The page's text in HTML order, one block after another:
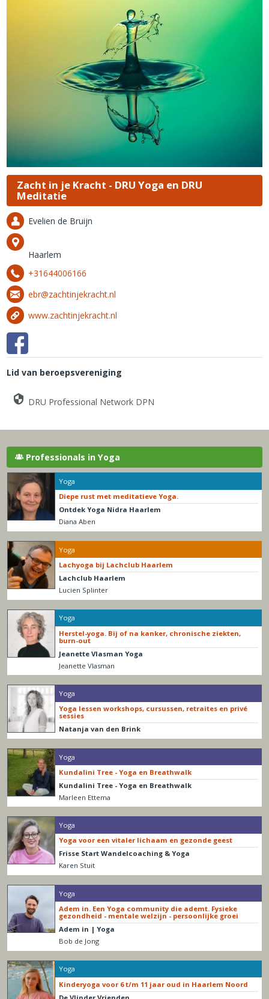
Zacht in je Kracht - DRU Yoga en DRU
Meditatie
Evelien de Bruijn
Haarlem
+31644006166
ebr@zachtinjekracht.nl
www.zachtinjekracht.nl
Lid van beroepsvereniging
DRU Professional Network DPN
Professionals in Yoga
Yoga
Diepe rust met meditatieve Yoga.
Ontdek Yoga Nidra Haarlem
Diana Aben
Yoga
Lachyoga bij Lachclub Haarlem
Lachclub Haarlem
Lucien Splinter
Yoga
Herstel-yoga. Bij of na kanker, chronische ziekten,
burn-out
Jeanette Vlasman Yoga
Jeanette Vlasman
Yoga
Yoga lessen workshops, cursussen, retraites en privé
sessies
Natanja van den Brink
Yoga
Kundalini Tree - Yoga en Breathwalk
Kundalini Tree - Yoga en Breathwalk
Marleen Ettema
Yoga
Yoga voor een vitaler lichaam en gezonde geest
Frisse Start Wandelcoaching & Yoga
Karen Stuit
Yoga
Adem in. Een Yoga community die ademt. Fysieke
gezondheid - mentale welzijn - persoonlijke groei
Adem in | Yoga
Bob de Jong
Yoga
Kinderyoga voor 6 t/m 11 jaar oud in Haarlem Noord